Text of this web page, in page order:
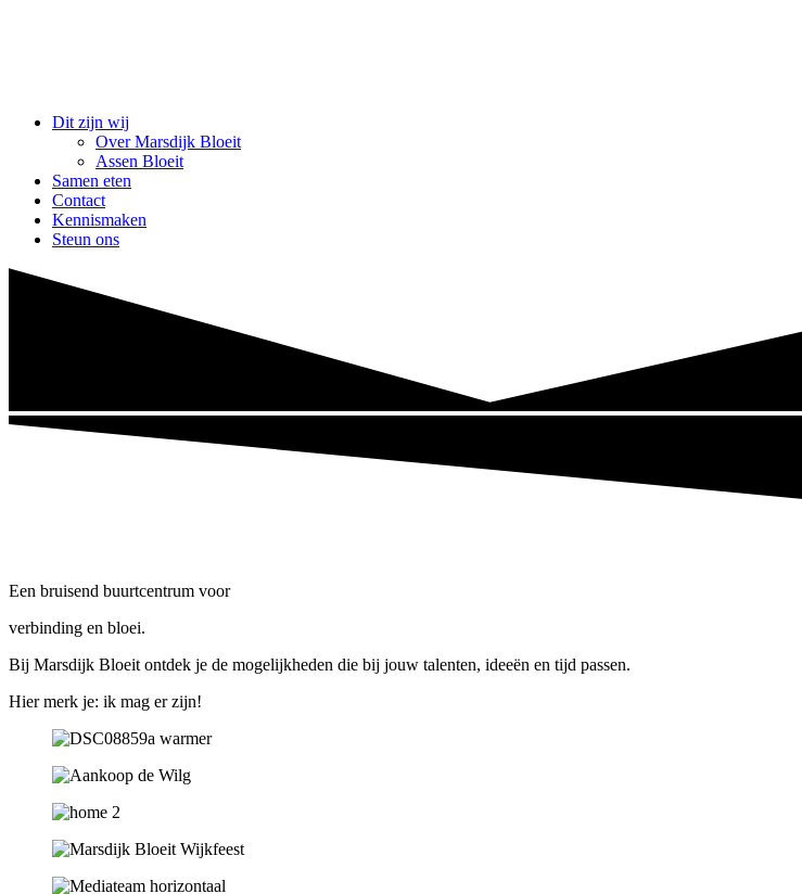
Dit zijn wij
Over Marsdijk Bloeit
Assen Bloeit
Samen eten
Contact
Kennismaken
Steun ons
Een bruisend buurtcentrum voor
verbinding en bloei.
Bij Marsdijk Bloeit ontdek je de mogelijkheden die bij jouw talenten, ideeën en tijd passen.
Hier merk je: ik mag er zijn!